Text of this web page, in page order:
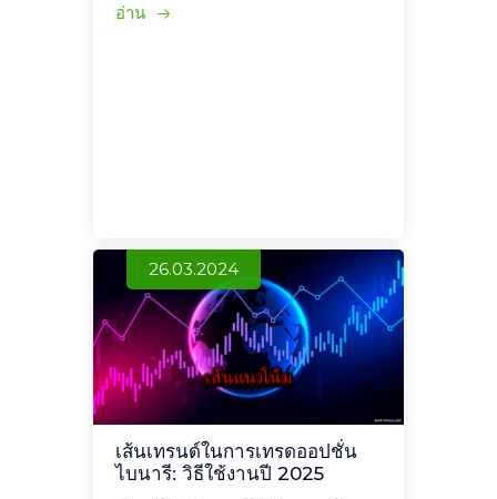
อ่าน
26.03.2024
เส้นเทรนด์ในการเทรดออปชั่น
ไบนารี: วิธีใช้งานปี 2025